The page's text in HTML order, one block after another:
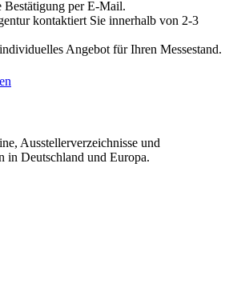
Bestätigung per E-Mail.
kontaktiert Sie innerhalb von 2-3
Angebot für Ihren Messestand.
Ausstellerverzeichnisse und
in Deutschland und Europa.